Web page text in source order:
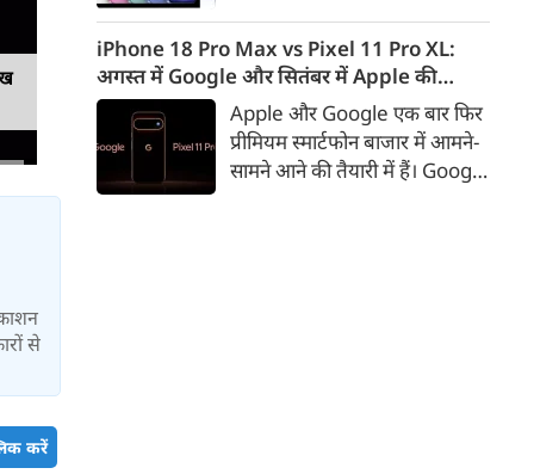
से
करें
कीमत सीधे डिस्काउंट के बाद
67,900 रुपए हो गई है। वहीं, अगर
ग्राहक एक्सचेंज ऑफर और चुनिंदा
बैंक कार्ड के डिस्काउंट का फायदा
उठाते हैं, तो इस फोन को प्रभावी तौर
पर सिर्फ 40,612 रुप में खरीदा जा
iPhone 18 Pro Max vs Pixel 11 Pro XL:
अगस्त में Google और सितंबर में Apple की
टक्कर, जानें कौन होगा सबसे दमदार?
Apple और Google एक बार फिर
प्रीमियम स्मार्टफोन बाजार में आमने-
सामने आने की तैयारी में हैं। Google